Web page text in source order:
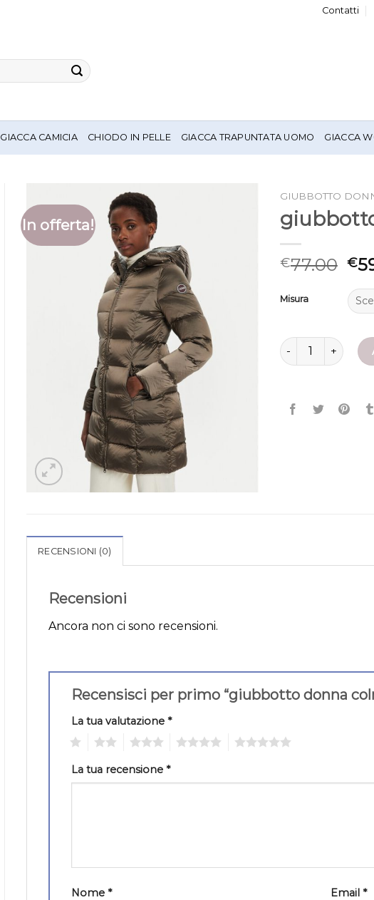
Contatti
GIACCA CAMICIA CHIODO IN PELLE GIACCA TRAPUNTATA UOMO GIACCA
In offerta!
GIUBBOTTO
€77.00 €
Misura
giubbotto donna
RECENSIONI (0)
Recensioni
Ancora non ci sono recensioni.
Recensisci per primo “giubbotto donna
La tua valutazione *
La tua recensione *
Nome * Email *